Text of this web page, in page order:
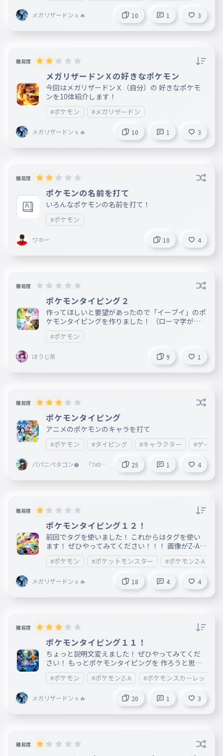
メガリザードンｘ🔥 10 1 3
難易度
メガリザードンＸの好きなポケモン
今回はメガリザードンＸ（自分）の 好きなポケモ
ンを10体紹介します！
#ポケモン #メガリザードン
メガリザードンｘ🔥 10 1 3
難易度
ポケモンの名前を打て
いろんなポケモンの名前を打て！
#ポケモン
ワホー 10 4
難易度
ポケモンタイピング２
作ってほしいと要望があったので「イーブイ」のポ
ケモンタイピングを作りました！ （ローマ字があ
っているかはわかりません）
#ポケモン
ほうじ茶 9 1
難易度
ポケモンタイピング
アニメのポケモンのキャラを打て
#ポケモン #タイピング #キャラクター #ゲーム
パパニペタゴン🥥 「ﾌｫﾛｰｶ
25 1 4
難易度
ポケモンタイピング１２！
前回でタグを使いました！ これからはタグを使い
ます！ ぜひやってみてください！！！ 画像がZ-Aの
Ｍ次元ラッシュです！
#ポケモン #ポケットモンスター #ポケモンZ-A
メガリザードンｘ🔥 18 4 4
難易度
ポケモンタイピング１１！
ちょっと説明文変えました！ ぜひやってみてくだ
さい！ もっとポケモンタイピングを 作ろうと思う
のでフォローお願いします！
#ポケモン #ポケモンZ-A #ポケモンスカーレットバ
メガリザードンｘ🔥 20 1 3
難易度